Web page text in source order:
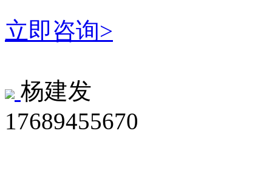
立即咨询>
杨建发
17689455670